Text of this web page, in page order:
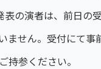
の演者は、前日の
ません。受付にて事
持参ください。